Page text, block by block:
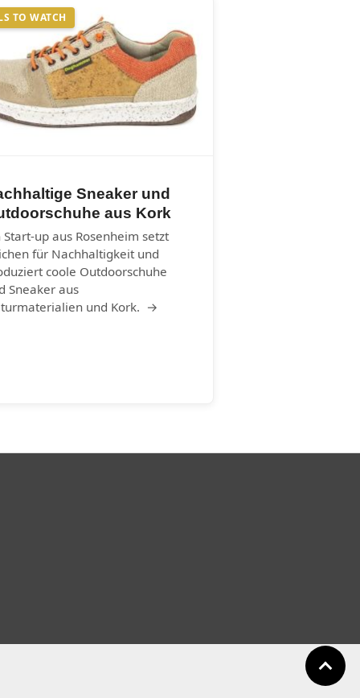
TO WATCH
Sneaker und
aus Kork
Start-up aus Rosenheim setzt
für Nachhaltigkeit und
coole Outdoorschuhe
Sneaker aus
und Kork. →